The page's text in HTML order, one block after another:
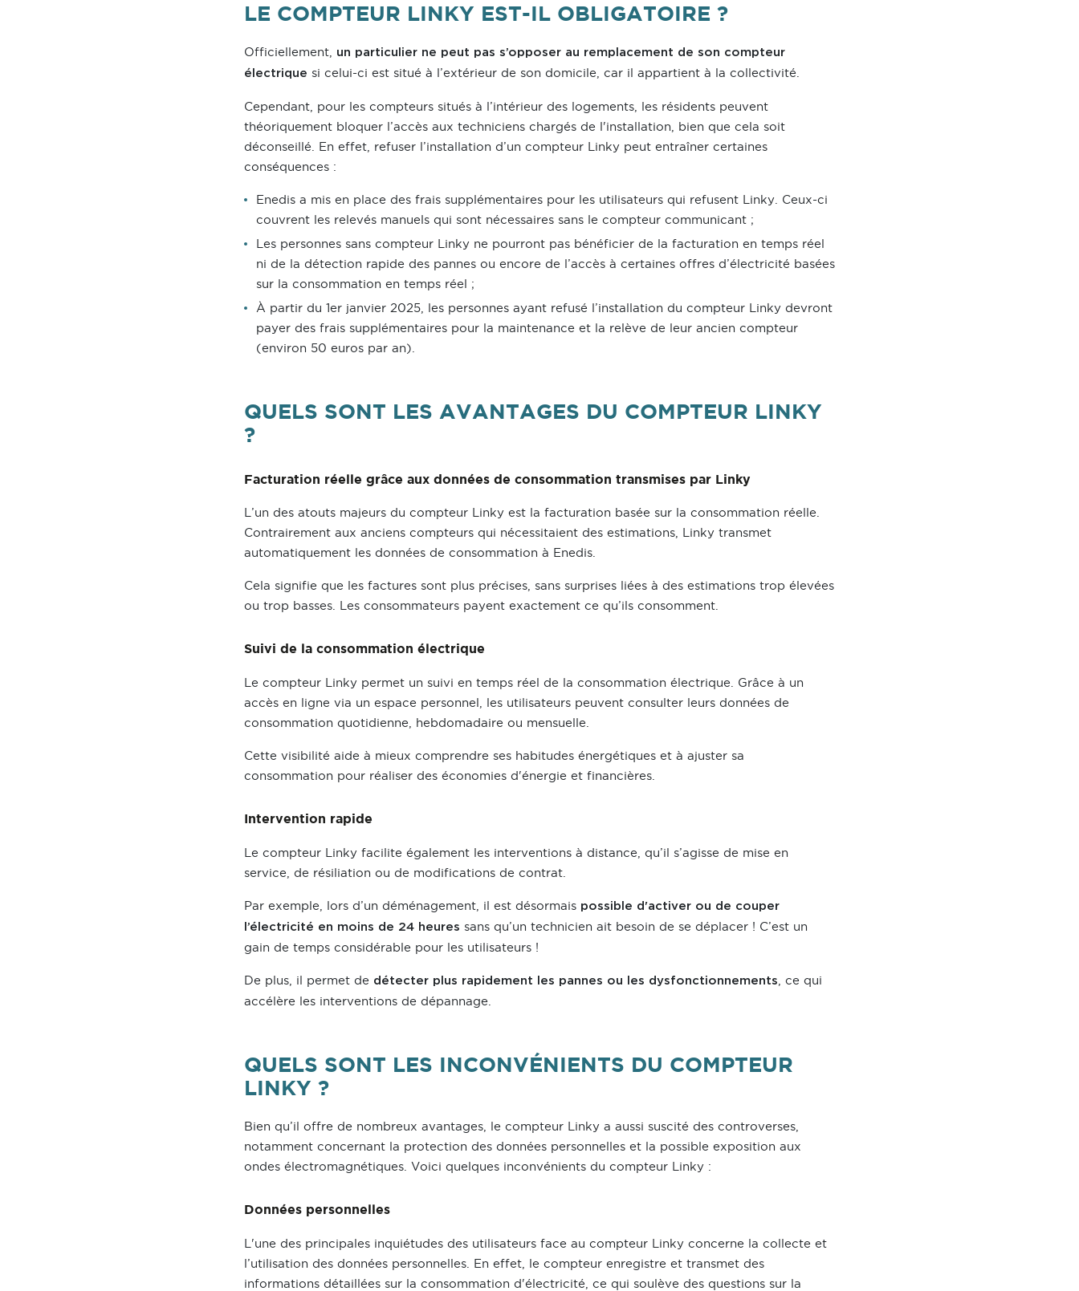
LE COMPTEUR LINKY EST-IL OBLIGATOIRE ?
Officiellement,
un particulier ne peut pas s’opposer au remplacement de son compteur
électrique si celui-ci est situé à l’extérieur de son domicile, car il appartient à la collectivité.
Cependant, pour les compteurs situés à l’intérieur des logements, les résidents peuvent
théoriquement bloquer l’accès aux techniciens chargés de l'installation, bien que cela soit
déconseillé. En effet, refuser l’installation d’un compteur Linky peut entraîner certaines
conséquences :
Enedis a mis en place des frais supplémentaires pour les utilisateurs qui refusent Linky. Ceux-ci
couvrent les relevés manuels qui sont nécessaires sans le compteur communicant ;
Les personnes sans compteur Linky ne pourront pas bénéficier de la facturation en temps réel
ni de la détection rapide des pannes ou encore de l’accès à certaines offres d’électricité basées
sur la consommation en temps réel ;
À partir du 1er janvier 2025, les personnes ayant refusé l’installation du compteur Linky devront
payer des frais supplémentaires pour la maintenance et la relève de leur ancien compteur
(environ 50 euros par an).
QUELS SONT LES AVANTAGES DU COMPTEUR LINKY
?
Facturation réelle grâce aux données de consommation transmises par Linky
L’un des atouts majeurs du compteur Linky est la facturation basée sur la consommation réelle.
Contrairement aux anciens compteurs qui nécessitaient des estimations, Linky transmet
automatiquement les données de consommation à Enedis.
Cela signifie que les factures sont plus précises, sans surprises liées à des estimations trop élevées
ou trop basses. Les consommateurs payent exactement ce qu’ils consomment.
Suivi de la consommation électrique
Le compteur Linky permet un suivi en temps réel de la consommation électrique. Grâce à un
accès en ligne via un espace personnel, les utilisateurs peuvent consulter leurs données de
consommation quotidienne, hebdomadaire ou mensuelle.
Cette visibilité aide à mieux comprendre ses habitudes énergétiques et à ajuster sa
consommation pour réaliser des économies d'énergie et financières.
Intervention rapide
Le compteur Linky facilite également les interventions à distance, qu’il s’agisse de mise en
service, de résiliation ou de modifications de contrat.
Par exemple, lors d’un déménagement, il est désormais possible d'activer ou de couper
l’électricité en moins de 24 heures sans qu’un technicien ait besoin de se déplacer ! C’est un
gain de temps considérable pour les utilisateurs !
De plus, il permet de détecter plus rapidement les pannes ou les dysfonctionnements
, ce qui
accélère les interventions de dépannage.
QUELS SONT LES INCONVÉNIENTS DU COMPTEUR
LINKY ?
Bien qu’il offre de nombreux avantages, le compteur Linky a aussi suscité des controverses,
notamment concernant la protection des données personnelles et la possible exposition aux
ondes électromagnétiques. Voici quelques inconvénients du compteur Linky :
Données personnelles
L'une des principales inquiétudes des utilisateurs face au compteur Linky concerne la collecte et
l’utilisation des données personnelles. En effet, le compteur enregistre et transmet des
informations détaillées sur la consommation d'électricité, ce qui soulève des questions sur la